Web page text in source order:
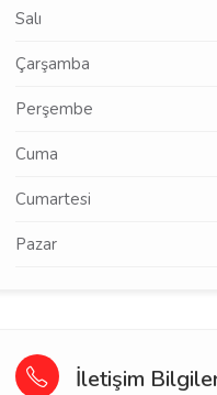
Salı
Çarşamba
Perşembe
Cuma
Cumartesi
Pazar
İletişim